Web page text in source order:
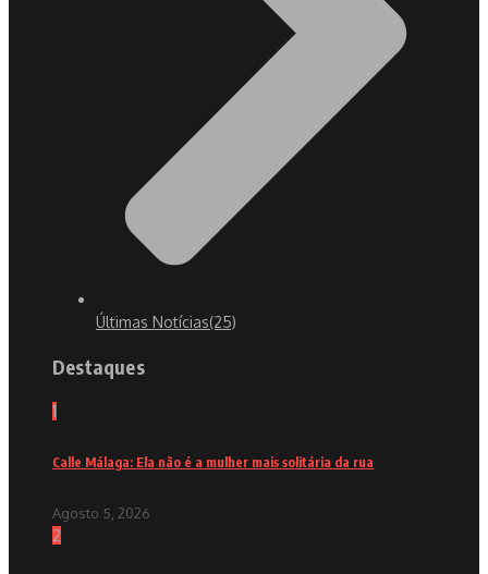
Últimas Notícias(25)
Destaques
1
Calle Málaga: Ela não é a mulher mais solitária da rua
Agosto 5, 2026
2